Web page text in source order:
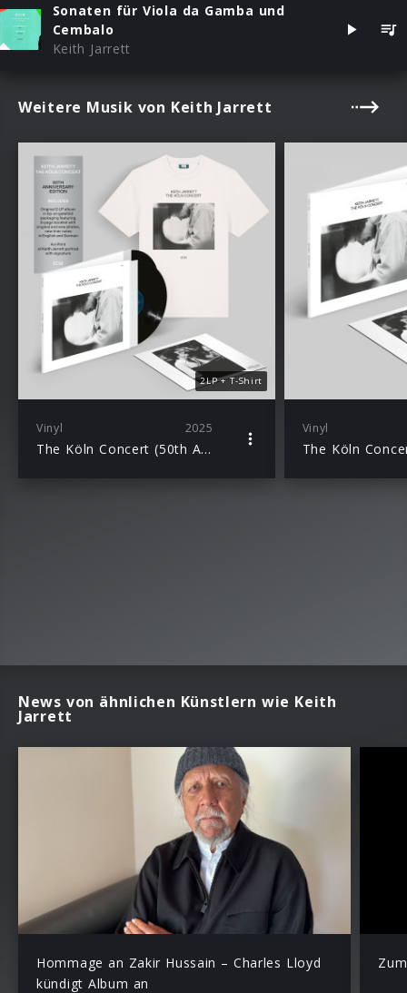
Sonaten für Viola da Gamba und
Cembalo
Keith Jarrett
Weitere Musik von Keith Jarrett
2LP + T-Shirt
Vinyl 2025
The Köln Concert (50th Anniversary) Ltd. Ed. 2LP + Excl. T-Shirt
Vinyl
News von ähnlichen Künstlern wie Keith
Jarrett
Hommage an Zakir Hussain – Charles Lloyd
kündigt Album an